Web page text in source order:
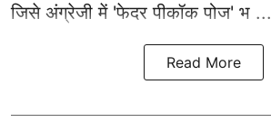
जिसे अंग्रेजी में 'फेदर पीकॉक पोज' भ ...
Read More